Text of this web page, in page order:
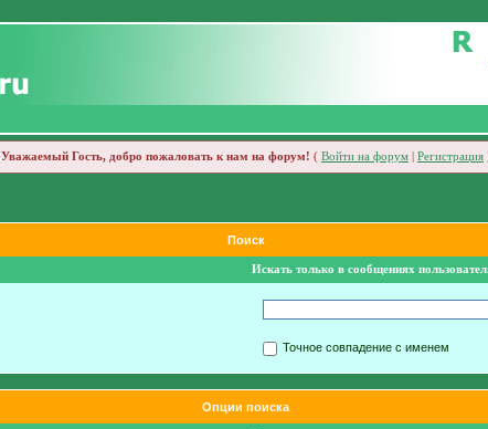
Уважаемый Гость, добро пожаловать к нам на форум! ( Войти на форум Регистрация
Поиск
Искать только в сообщениях
Точное совпадение с именем
Опции поиска